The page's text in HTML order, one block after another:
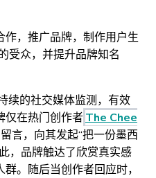
，推广品牌，制作用户生
受众，并提升品牌知名
续的社交媒体监测，有效
仅在热门创作者The Chee
言，向其发起“把一份墨西
，品牌触达了欣赏真实感
。随后当创作者回应时，